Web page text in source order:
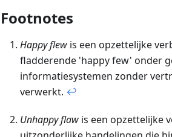
Footnotes
Happy flew is een opzettelijke
fladderende 'happy few' onder
informatiesystemen zonder
verwerkt. ↩
Unhappy flaw is een opzettelijke